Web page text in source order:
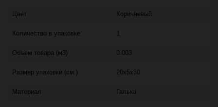
Цвет Коричневый
Количество в упаковке 1
Объем товара (м3) 0.003
Размер упаковки (см.) 20x5x30
Материал Галька